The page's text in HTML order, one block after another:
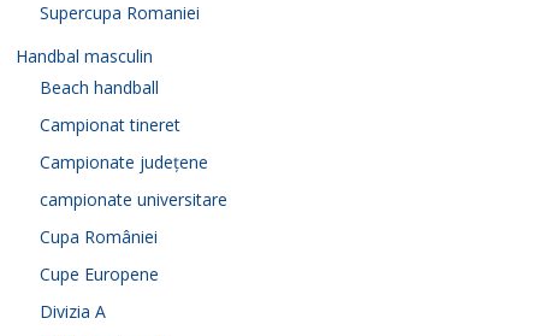
Supercupa Romaniei
Handbal masculin
Beach handball
Campionat tineret
Campionate județene
campionate universitare
Cupa României
Cupe Europene
Divizia A